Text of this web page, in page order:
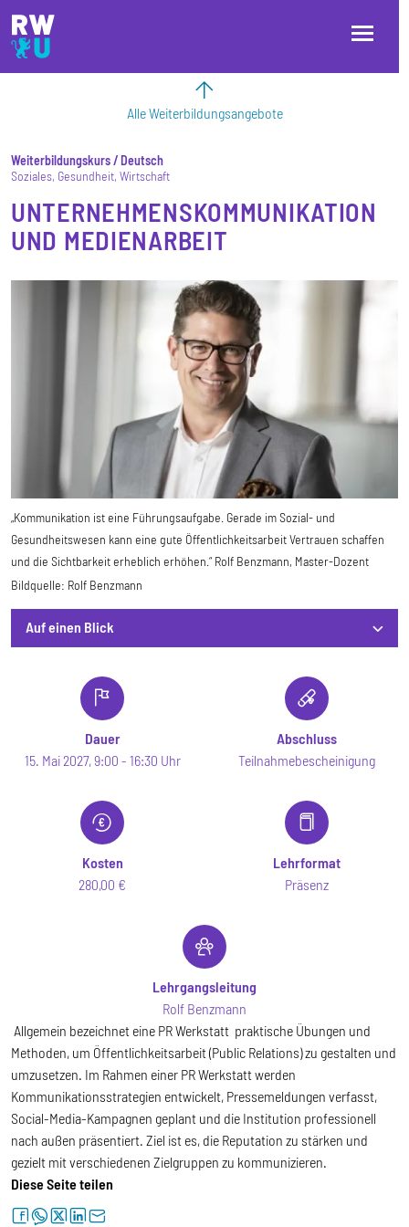
Direkt zum Inhalt
Direkt zur Hauptnavigation
Direkt zum Fußbereich
Alle Weiterbildungsangebote
Weiterbildungskurs
Deutsch
Soziales Gesundheit Wirtschaft
UNTERNEHMENSKOMMUNIKATION
UND MEDIENARBEIT
„Kommunikation ist eine Führungsaufgabe. Gerade im Sozial- und
Gesundheitswesen kann eine gute Öffentlichkeitsarbeit Vertrauen schaffen
und die Sichtbarkeit erheblich erhöhen.“ Rolf Benzmann, Master-Dozent
Bildquelle: Rolf Benzmann
Auf einen Blick
Dauer
15. Mai 2027, 9:00 - 16:30 Uhr
Abschluss
Teilnahmebescheinigung
Kosten
280,00 €
Lehrformat
Präsenz
Lehrgangsleitung
Rolf Benzmann
Allgemein bezeichnet eine PR Werkstatt praktische Übungen und
Methoden, um Öffentlichkeitsarbeit (Public Relations) zu gestalten und
umzusetzen. Im Rahmen einer PR Werkstatt werden
Kommunikationsstrategien entwickelt, Pressemeldungen verfasst,
Social-Media-Kampagnen geplant und die Institution professionell
nach außen präsentiert. Ziel ist es, die Reputation zu stärken und
gezielt mit verschiedenen Zielgruppen zu kommunizieren.
Diese Seite teilen
facebookwhatsapptwitterlinkedinletter